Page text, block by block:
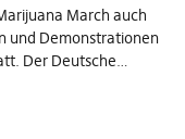
March auch
und Demonstrationen
Der Deutsche…